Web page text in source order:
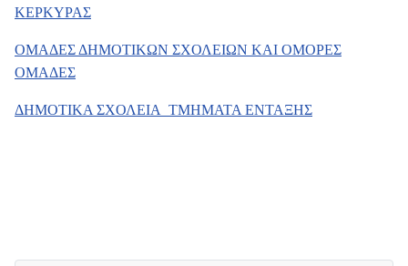
ΚΕΡΚΥΡΑΣ
ΟΜΑΔΕΣ ΔΗΜΟΤΙΚΩΝ ΣΧΟΛΕΙΩΝ ΚΑΙ ΟΜΟΡΕΣ
ΟΜΑΔΕΣ
ΔΗΜΟΤΙΚΑ ΣΧΟΛΕΙΑ_ΤΜΗΜΑΤΑ ΕΝΤΑΞΗΣ